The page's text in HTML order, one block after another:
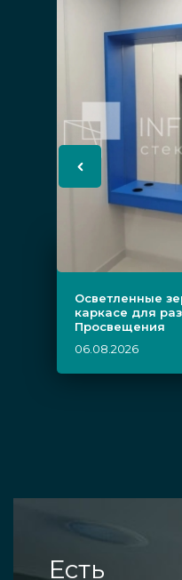
Осветленные
каркасе для
Просвещения
06.08.2026
Есть